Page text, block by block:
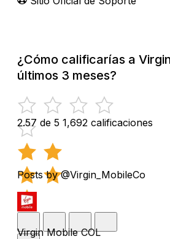
¿Cómo calificarías a
últimos 3 meses?
2.57 de 5 1,692 calificaciones
Posts by @Virgin_MobileCo
Virgin Mobile COL